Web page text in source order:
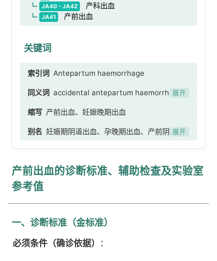
JA40 - JA4Z 产科出血
JA41 产前出血
关键词
索引词 Antepartum haemorrhage
同义词 accidental antepartum haemorrhage、
antepartum haemorrhage NOS、APH -
[antepartum haemorrhage]、haemorrhage of
pregnancy NOS、haemorrhagic complication
translation]、APH[产前出血] [possible
translation]、妊娠期出血NOS [possible
展开
缩写 产前出血、妊娠晚期出血
别名 妊娠期阴道出血、孕晚期出血、产前阴道出
展开
产前出血的诊断标准、辅助检查及实验室
参考值
一、诊断标准（金标准）
必须条件（确诊依据） ：